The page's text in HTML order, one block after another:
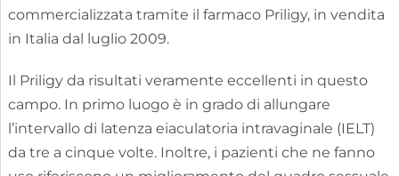
commercializzata tramite il farmaco Priligy, in vendita
in Italia dal luglio 2009.
Il Priligy da risultati veramente eccellenti in questo
campo. In primo luogo è in grado di allungare
l’intervallo di latenza eiaculatoria intravaginale (IELT)
da tre a cinque volte. Inoltre, i pazienti che ne fanno